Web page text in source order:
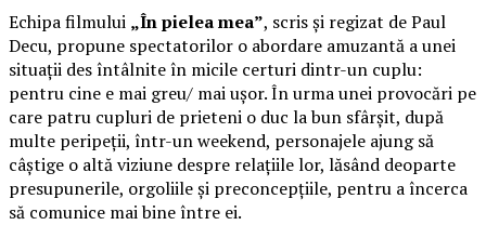
Echipa filmului „În pielea mea”, scris și regizat de Paul
Decu, propune spectatorilor o abordare amuzantă a unei
situații des întâlnite în micile certuri dintr-un cuplu:
pentru cine e mai greu/ mai ușor. În urma unei provocări pe
care patru cupluri de prieteni o duc la bun sfârșit, după
multe peripeții, într-un weekend, personajele ajung să
câștige o altă viziune despre relațiile lor, lăsând deoparte
presupunerile, orgoliile și preconcepțiile, pentru a încerca
să comunice mai bine între ei.